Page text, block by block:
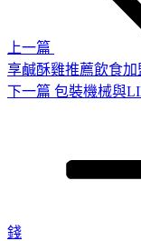
上一篇
享鹹酥雞推薦飲食
下
下一篇 包裝機械與
錢